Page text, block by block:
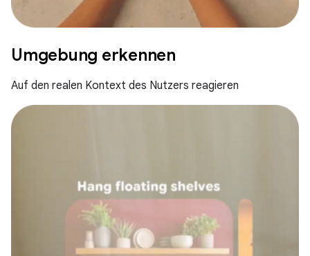
Umgebung erkennen
Auf den realen Kontext des Nutzers reagieren